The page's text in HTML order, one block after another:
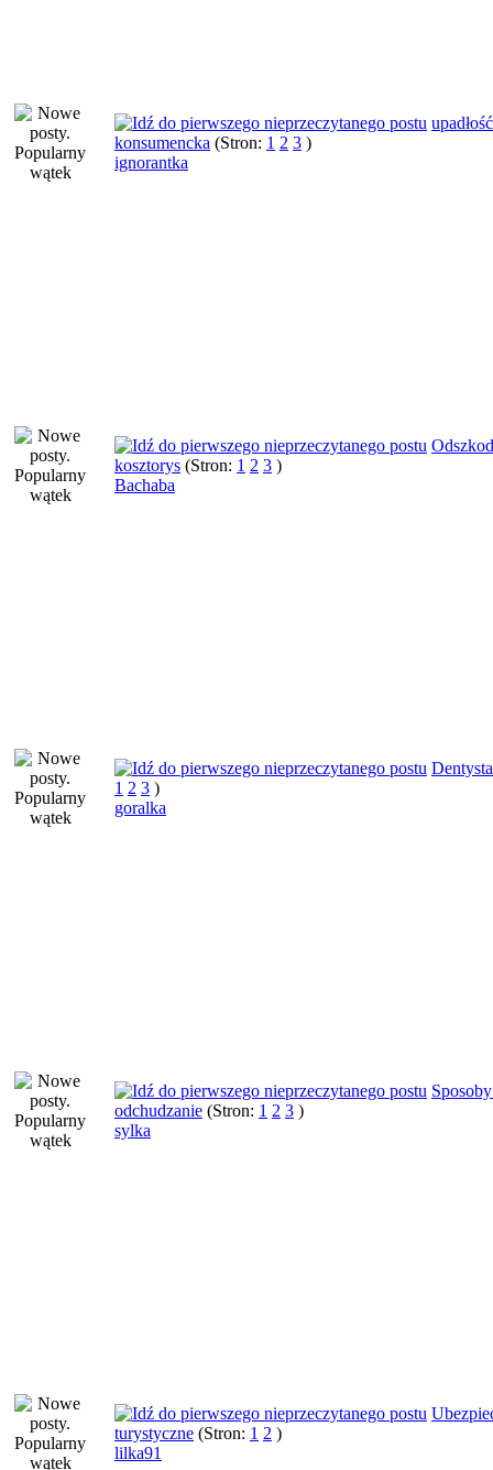
upadłość
konsumencka (Stron: 1 2 3 )
ignorantka
kosztorys (Stron: 1 2 3 )
Bachaba
Dentysta
1 2 3 )
goralka
odchudzanie (Stron: 1 2 3 )
sylka
turystyczne (Stron: 1 2 )
lilka91